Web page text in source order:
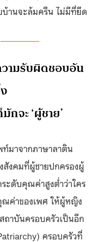
บ้านจะล้มครืน ไม่มีที่ยึด
ามรับผิดชอบอัน
จะ ‘ผู้ชาย’
ท์มาจากภาษาลาติน
งคมที่ผู้ชายปกครองผู้
ะดับคุณค่าสูงต่ำว่าใคร
ค่าของเพศ ให้ผู้หญิง
ถาบันครอบครัวเป็นอีก
ครอบครัวที่